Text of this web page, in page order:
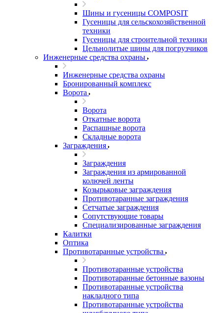
Шины и гусеницы COMPOSIT
Гусеницы для сельскохозяйственной
техники
Гусеницы для строительной техники
Цельнолитые шины для погрузчиков
Инженерные средства охраны
Инженерные средства охраны
Бронированный комплекс
Ворота
Ворота
Откатные ворота
Распашные ворота
Складные ворота
Заграждения
Заграждения
Заграждения из армированной
колючей ленты
Козырьковые заграждения
Противотаранные заграждения
Сетчатые заграждения
Сопутствующие товары
Специализированные заграждения
Калитки
Оптика
Противотаранные устройства
Противотаранные устройства
Противотаранные бетонные вазоны
Противотаранные устройства
накладного типа
Противотаранные устройства